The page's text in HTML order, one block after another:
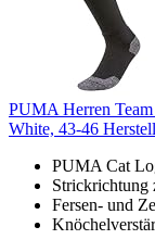
PUMA Herren
White, 43-46
PUMA Cat
Strickrichtung
Fersen- und